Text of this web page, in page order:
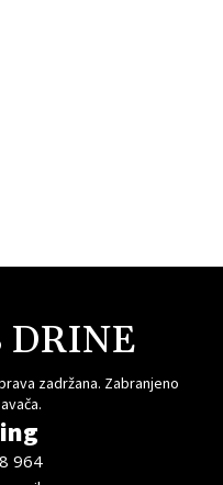
DRINE
zadržana. Zabranjeno
964